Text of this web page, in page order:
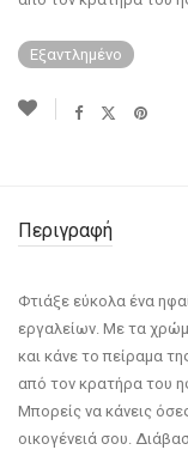
Εξαντλημένο
Περιγραφή
Φτιάξε εύκολα ένα
εργαλείων. Με τα
και κάνε το πείραμα
από τον κρατήρα του
Μπορείς να κάνεις
οικογένειά σου.